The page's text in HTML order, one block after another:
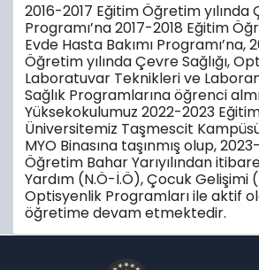
2016-2017 Eğitim Öğretim yılında
Programı’na 2017-2018 Eğitim
Evde Hasta Bakımı Programı’na,
Öğretim yılında Çevre Sağlığı,
Laboratuvar Teknikleri ve
Sağlık Programlarına öğrenci
Yüksekokulumuz 2022-2023
Üniversitemiz Taşmescit
MYO Binasına taşınmış olup,
Öğretim Bahar Yarıyılından
Yardım (N.Ö-İ.Ö), Çocuk Gelişimi
Optisyenlik Programları ile aktif
öğretime devam etmektedir.